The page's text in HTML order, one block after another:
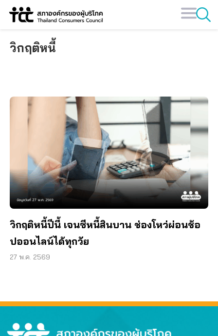
Skip
วิกฤติหนี้
วิกฤติหนี้ปีนี้ เจนซีหนี้สินบาน ช่องโหว่ผ่อนช้อ
ปออนไลน์ได้ทุกวัย
27 พ.ค. 2569